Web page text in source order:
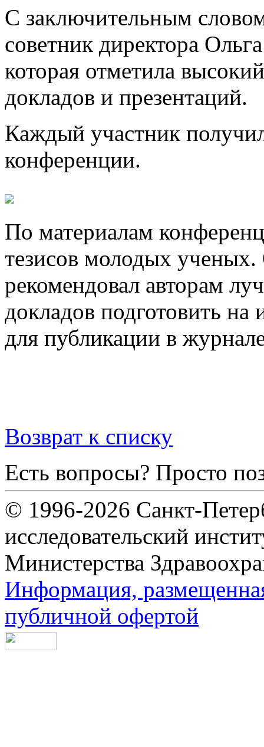
С заключительным
советник директора
которая отметила
докладов и презентаций.
Каждый участник
конференции.
По материалам
тезисов молодых
рекомендовал авторам
докладов подготовить на
для публикации в
Возврат к списку
Есть вопросы? Просто
© 1996-2026 Санкт-
исследовательский
Министерства
Информация,
публичной офертой